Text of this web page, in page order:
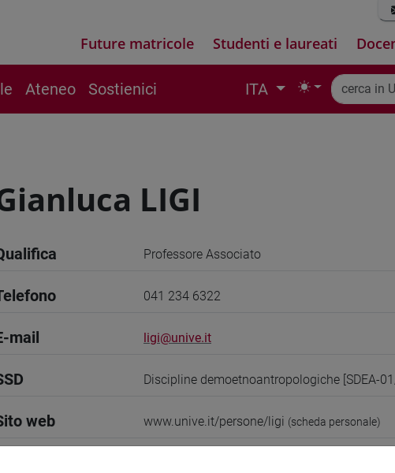
Future matricole Studenti e laureati
Ateneo Sostienici ITA
LIGI
Professore Associato
041 234 6322
mail ligi@unive.it
Discipline demoetnoantropologiche [SDEA-
web www.unive.it/persone/ligi (scheda personale)